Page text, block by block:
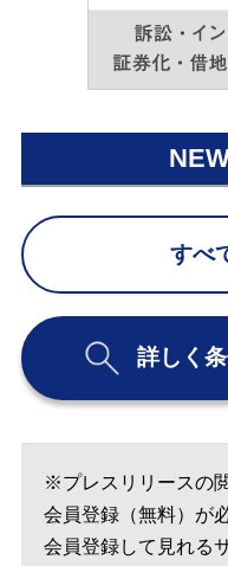
すべ
詳しく
※プレスリリースの
会員登録（無料）が
会員登録して見れる